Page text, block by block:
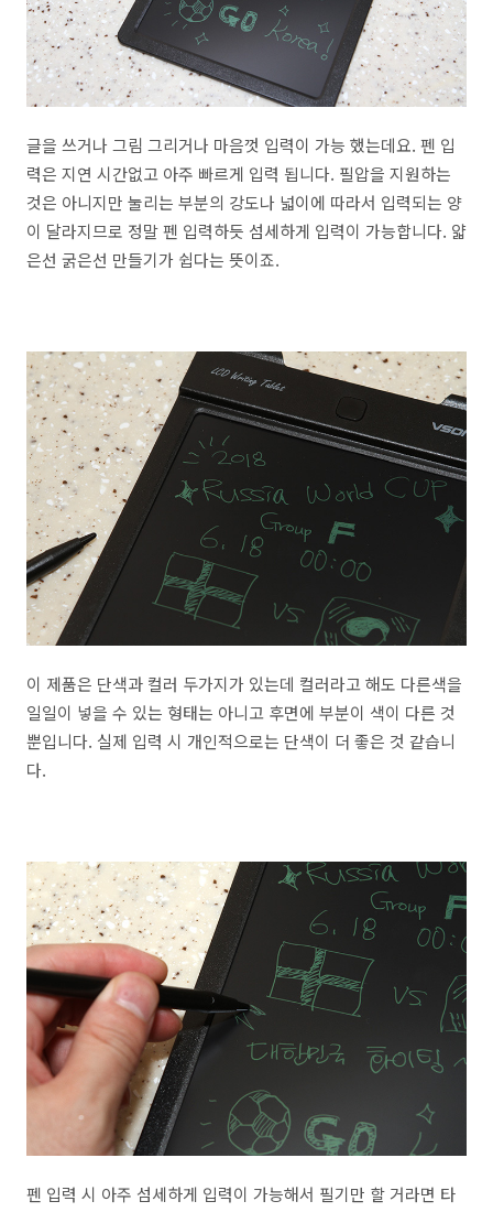
글을 쓰거나 그림 그리거나 마음껏 입력이 가능 했는데요. 펜 입
력은 지연 시간없고 아주 빠르게 입력 됩니다. 필압을 지원하는
것은 아니지만 눌리는 부분의 강도나 넓이에 따라서 입력되는 양
이 달라지므로 정말 펜 입력하듯 섬세하게 입력이 가능합니다. 얇
은선 굵은선 만들기가 쉽다는 뜻이죠.
이 제품은 단색과 컬러 두가지가 있는데 컬러라고 해도 다른색을
일일이 넣을 수 있는 형태는 아니고 후면에 부분이 색이 다른 것
뿐입니다. 실제 입력 시 개인적으로는 단색이 더 좋은 것 같습니
다.
펜 입력 시 아주 섬세하게 입력이 가능해서 필기만 할 거라면 타